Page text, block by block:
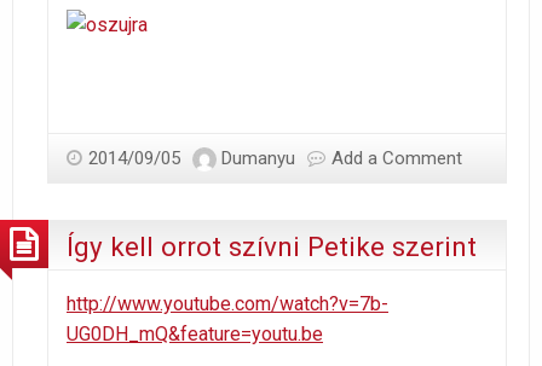
2014/09/05 Dumanyu Add a Comment
Így kell orrot szívni Petike szerint
http://www.youtube.com/watch?v=7b-
UG0DH_mQ&feature=youtu.be